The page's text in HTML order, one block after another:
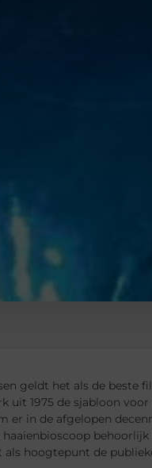
geldt het als de beste
1975 de sjabloon
in de afgelopen
hoogtepunt de